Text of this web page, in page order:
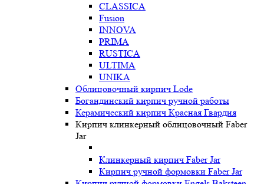
CLASSICA
Fusion
INNOVA
PRIMA
RUSTICA
ULTIMA
UNIKA
Oблицовочный кирпич Lode
Богандинский кирпич ручной работы
Керамический кирпич Красная Гвардия
Кирпич клинкерный облицовочный Faber
Jar
Клинкерный кирпич Faber Jar
Кирпич ручной формовки Faber Jar